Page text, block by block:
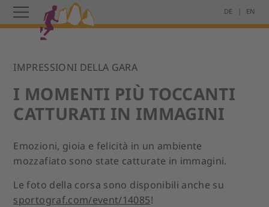
DE EN
IMPRESSIONI DELLA GARA
I MOMENTI PIÙ TOCCANTI
CATTURATI IN IMMAGINI
Emozioni, gioia e felicità in un ambiente
mozzafiato sono state catturate in immagini.
Le foto della corsa sono disponibili anche su
sportograf.com/event/14085!